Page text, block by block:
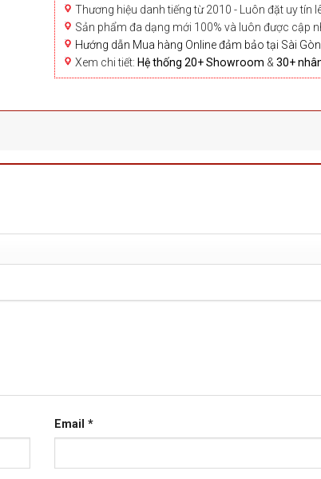
Thương hiệu danh tiếng từ 2010 - Luôn đặt uy tín
Sản phẩm đa dạng mới 100% và luôn được cập
Hướng dẫn Mua hàng Online đảm bảo tại Sài
Xem chi tiết: Hệ thống 20+ Showroom & 30+
Email *